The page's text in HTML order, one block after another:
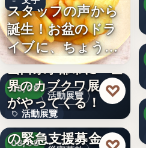
スタッフの声から
誕生！お盆のドラ
イブに、ちょうど
いい。「…
活動展覽
08/08
活動展覽
60
山口県宇部市に『世
界のカブクワ展』
がやってくる！
♡
08/08
令和8年熊本地震へ
の緊急支援募金の